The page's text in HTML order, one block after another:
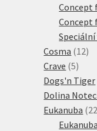
Concept
Concept
Speciální
Cosma 1212
Crave 55
Dogs'n Tiger
Dolina
Eukanuba 22